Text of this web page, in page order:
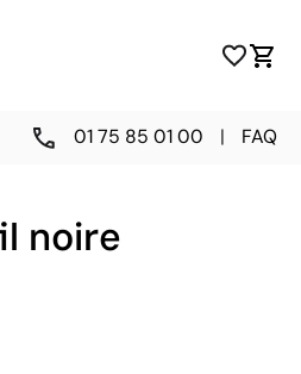
01 75 85 01 00 | FAQ
noire